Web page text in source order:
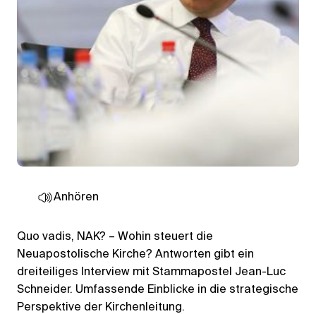
Anhören
Quo vadis, NAK? – Wohin steuert die
Neuapostolische Kirche? Antworten gibt ein
dreiteiliges Interview mit Stammapostel Jean-Luc
Schneider. Umfassende Einblicke in die strategische
Perspektive der Kirchenleitung.